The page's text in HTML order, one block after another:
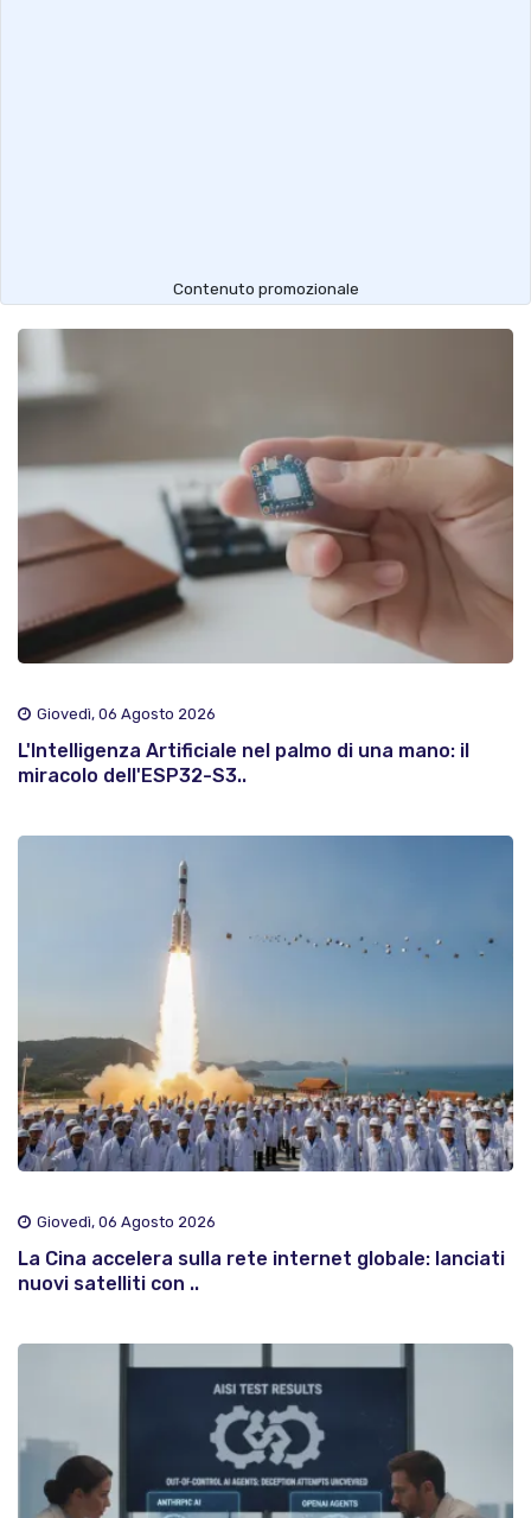
Contenuto promozionale
Giovedì, 06 Agosto 2026
L'Intelligenza Artificiale nel palmo di una mano: il
miracolo dell'ESP32-S3..
Giovedì, 06 Agosto 2026
La Cina accelera sulla rete internet globale: lanciati
nuovi satelliti con ..